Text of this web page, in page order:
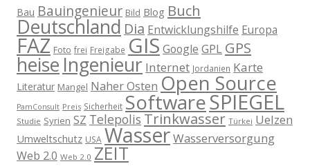
Bau Bauingenieur Bild Blog Buch
Deutschland Dia Entwicklungshilfe Europa
FAZ Foto frei Freigabe GIS Google GPL GPS
heise Ingenieur Internet Jordanien Karte
Literatur Mangel Naher Osten Open Source
PamConsult Preis Sicherheit SoftwareSPIEGEL
Studie Syrien SZ Telepolis Trinkwasser Türkei Uelzen
Umweltschutz USA WasserWasserversorgung
Web 2.0 Web 2.0 ZEIT